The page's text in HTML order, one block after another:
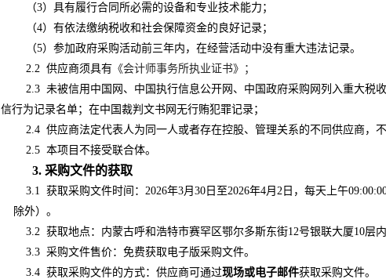
（3）具有履行合同所必需的设备和专业技术能力；
（4）有依法缴纳税收和社会保障资金的良好记录；
（5）参加政府采购活动前三年内，在经营活动中没有重大违法记录。
2.2 供应商须具有 《会计师事务所执业证书》；
2.3 未被信用中国网、中国执行信息公开网、中国政府采购网列入重大税
信行为记录名单；在中国裁判 文书网无行贿犯罪记录；
2.4 供应商法定代表人为同一人或者存在控股、管理关系的不同供应商，
2.5 本项目不接受联合体。
3. 采购文件的获取
3.1 获取采购文件时间：2026年3月30日至2026年4月2日，每天上午
除外）。
3.2 获取地点： 内蒙古呼和浩特市赛罕区鄂尔多斯东街12号银联大厦10层
3.3 采购文件售价：免费获取电子版采购文件。
3.4 获取采购文件的方式：供应商可通过现场或电子邮件获取采购文件。